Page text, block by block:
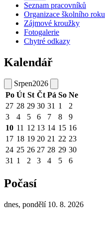
Seznam pracovníků
Organizace školního roku
Zájmové kroužky
Fotogalerie
Chytré odkazy
Kalendář
Srpen2026
Po Út St Čt Pá So Ne
27 28 29 30 31 1
2
3
4 5 6 7 8
9
10 11 12 13 14 15 16
17 18 19 20 21 22 23
24 25 26 27 28 29 30
31 1 2 3 4 5 6
Počasí
dnes, pondělí 10. 8. 2026